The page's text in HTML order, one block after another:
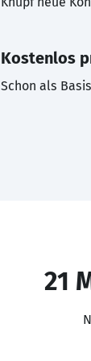
Kostenlos
Schon als
21